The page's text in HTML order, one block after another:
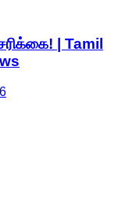
| Tamil